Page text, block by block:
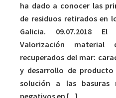
ha dado a conocer las
de residuos retirados en
Galicia. 09.07.2018 El
Valorización material
recuperados del mar:
y desarrollo de
solución a las basuras